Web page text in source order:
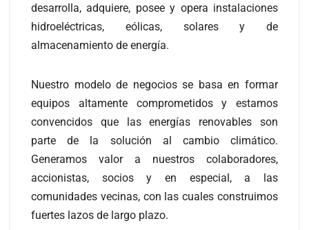
desarrolla, adquiere, posee y opera instalaciones
hidroeléctricas, eólicas, solares y de
almacenamiento de energía.
Nuestro modelo de negocios se basa en formar
equipos altamente comprometidos y estamos
convencidos que las energías renovables son
parte de la solución al cambio climático.
Generamos valor a nuestros colaboradores,
accionistas, socios y en especial, a las
comunidades vecinas, con las cuales construimos
fuertes lazos de largo plazo.